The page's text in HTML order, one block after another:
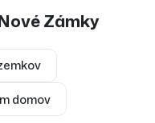
Zámky
domov